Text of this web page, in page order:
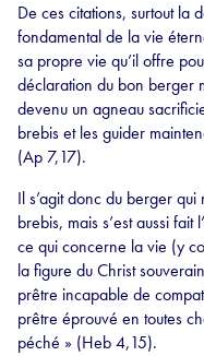
De ces citations, surtout la
fondamental de la vie
sa propre vie qu’il offre
déclaration du bon berger
devenu un agneau
brebis et les guider
(Ap 7,17).
Il s’agit donc du berger
brebis, mais s’est aussi
ce qui concerne la vie (y
la figure du Christ
prêtre incapable de
prêtre éprouvé en toutes
péché » (Heb 4,15).